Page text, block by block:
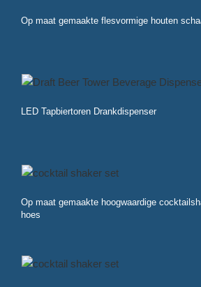
Op maat gemaakte flesvormige houten
LED Tapbiertoren Drankdispenser
Op maat gemaakte hoogwaardige
hoes